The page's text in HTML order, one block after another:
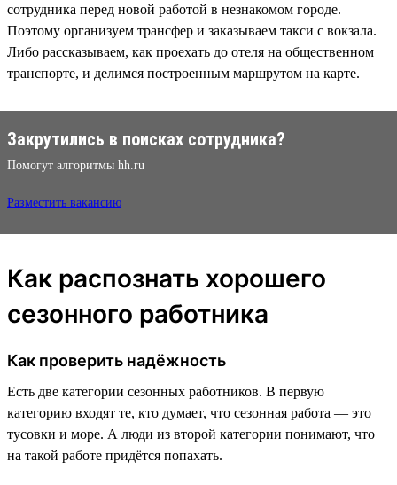
сотрудника перед новой работой в незнакомом городе.
Поэтому организуем трансфер и заказываем такси с вокзала.
Либо рассказываем, как проехать до отеля на общественном
транспорте, и делимся построенным маршрутом на карте.
Закрутились в поисках сотрудника?
Помогут алгоритмы hh.ru
Разместить вакансию
Как распознать хорошего
сезонного работника
Как проверить надёжность
Есть две категории сезонных работников. В первую
категорию входят те, кто думает, что сезонная работа — это
тусовки и море. А люди из второй категории понимают, что
на такой работе придётся попахать.